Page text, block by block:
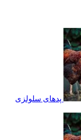
پدهای سلولزی